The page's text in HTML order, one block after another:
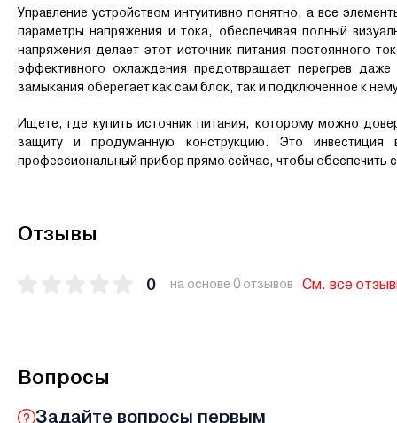
Управление устройством интуитивно понятно, а все
параметры напряжения и тока, обеспечивая полный
напряжения делает этот источник питания постоянного
эффективного охлаждения предотвращает перегрев
замыкания оберегает как сам блок, так и подключенное к
Ищете, где купить источник питания, которому можно
защиту и продуманную конструкцию. Это
профессиональный прибор прямо сейчас, чтобы обеспечить
Отзывы
0 на основе 0 отзывов См. все
Вопросы
Задайте вопросы первым